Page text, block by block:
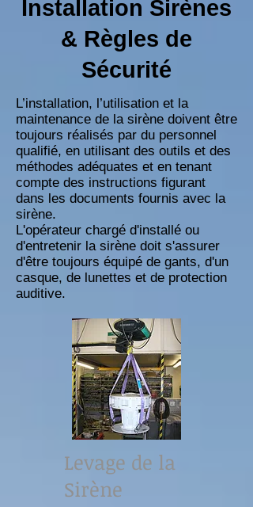
Installation Sirènes
& Règles de
Sécurité
L’installation, l’utilisation et la
maintenance de la sirène doivent être
toujours réalisés par du personnel
qualifié, en utilisant des outils et des
méthodes adéquates et en tenant
compte des instructions figurant
dans les documents fournis avec la
sirène.
L'opérateur chargé d'installé ou
d'entretenir la sirène doit s'assurer
d'être toujours équipé de gants, d'un
casque, de lunettes et de protection
auditive.
Levage de la
Sirène